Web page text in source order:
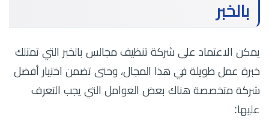
بالخبر
يمكن الاعتماد على شركة تنظيف مجالس بالخبر التي تمتلك
خبرة عمل طويلة في هذا المجال، وحتى تضمن اختيار أفضل
شركة متخصصة هناك بعض العوامل التي يجب التعرف
عليها: